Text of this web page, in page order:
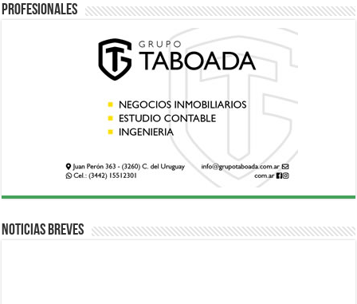
Profesionales
Noticias breves